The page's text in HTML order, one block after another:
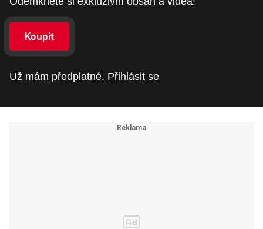
Koupit
Už mám předplatné. Přihlásit se